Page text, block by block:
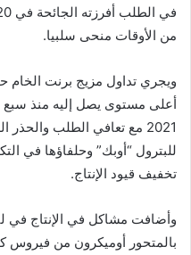
من الأوقات منحى سلبيا.
2021 مع تعافي الطلب
للبترول “أوبك” وحلفاؤها في
تخفيف قيود الإنتاج.
وأضافت مشاكل في الإنتاج في
بالمتحور أوميكرون من فيروس